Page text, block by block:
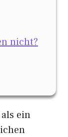
nicht?
ein